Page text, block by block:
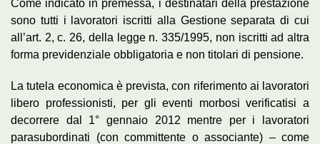
Come indicato in premessa, i destinatari della prestazione
sono tutti i lavoratori iscritti alla Gestione separata di cui
all’art. 2, c. 26, della legge n. 335/1995, non iscritti ad altra
forma previdenziale obbligatoria e non titolari di pensione.
La tutela economica è prevista, con riferimento ai lavoratori
libero professionisti, per gli eventi morbosi verificatisi a
decorrere dal 1° gennaio 2012 mentre per i lavoratori
parasubordinati (con committente o associante) – come